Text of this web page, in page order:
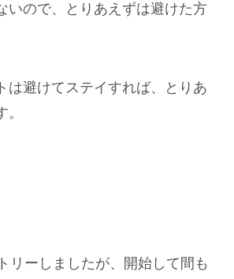
いので、とりあえずは避けた方
は避けてステイすれば、とりあ
リーしましたが、開始して間も